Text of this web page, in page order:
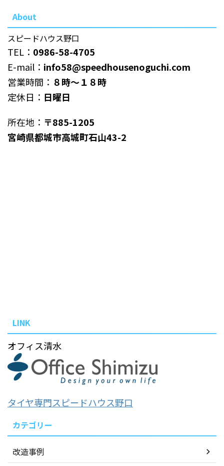
About
スピードハウス野口
TEL： 0986-58-4705
E-mail： info58@speedhousenoguchi.com
営業時間： ８時～１８時
定休日： 日曜日
所在地： 〒885-1205
宮崎県都城市高城町石山43-2
LINK
オフィス清水
タイヤ専門スピードハウス野口
カテゴリー
改造事例